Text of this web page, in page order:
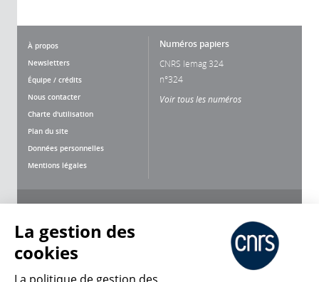
À propos
Newsletters
Équipe / crédits
Nous contacter
Charte d'utilisation
Plan du site
Données personnelles
Mentions légales
Numéros papiers
CNRS lemag 324
n°324
Voir tous les numéros
La gestion des
cookies